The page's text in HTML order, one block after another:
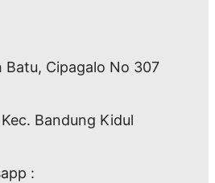
Batu, Cipagalo No 307
Bandung Kidul
: